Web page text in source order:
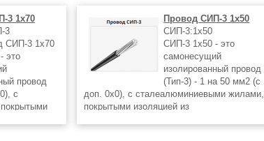
3 1х70
3
СИП-3 1х70
это
провод
с
Провод СИП-3 1х50
СИП-3:1х50
СИП-3 1х50 - это
самонесущий
изолированный провод
(Тип-3) - 1 на 50 мм2 (с
доп. 0x0), с сталеалюминиевыми жилами,
покрытыми изоляцией из